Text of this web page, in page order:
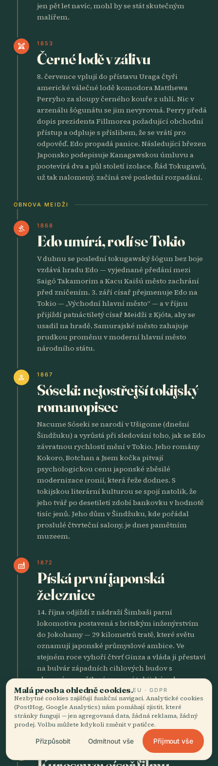
jen pět let navíc, mohl by se stát skutečným
malířem.
swords 1853
Černé lodě v zálivu
8. července vplují do přístavu Uraga čtyři
americké válečné lodě komodora Matthewa
Perryho za sloupy černého kouře z uhlí. Nic v
arzenálu šógunátu se jim nevyrovná. Perry předá
dopis prezidenta Fillmorea požadující obchodní
přístup a odpluje s příslibem, že se vrátí pro
odpověď. Edo propadá panice. Následující březen
Japonsko podepisuje Kanagawskou úmluvu a
pootevírá dva a půl století izolace. Řád Tokugawů,
už tak nalomený, začíná své poslední rozpadání.
OBNOVA MEIDŽI
gavel 1868
Edo umírá, rodí se Tokio
V dubnu se poslední tokugawský šógun bez boje
vzdává hradu Edo — vyjednané předání mezi
Saigó Takamorim a Kacu Kaišú město zachrání
před zničením. 3. září císař přejmenuje Edo na
Tokio — „Východní hlavní město“ — a v říjnu
přijíždí patnáctiletý císař Meidži z Kjóta, aby se
usadil na hradě. Samurajské město zahajuje
prudkou proměnu v moderní hlavní město
národního státu.
person 1867
Sóseki: nejostřejší tokijský
romanopisec
Nacume Sóseki se narodí v Ušigome (dnešní
Šindžuku) a vyrůstá při sledování toho, jak se Edo
závratnou rychlostí mění v Tokio. Jeho romány
Kokoro, Botchan a Jsem kočka pitvají
psychologickou cenu japonské zběsilé
modernizace ironií, která řeže dodnes. S
tokijskou literární kulturou se spojí natolik, že
jeho tvář po desetiletí zdobí bankovku v hodnotě
tisíc jenů. Jeho dům v Šindžuku, kde pořádal
proslulé čtvrteční salony, je dnes pamětním
muzeem.
factory 1872
Píská první japonská
železnice
14. října odjíždí z nádraží Šimbaši parní
lokomotiva postavená s britským inženýrstvím
do Jokohamy — 29 kilometrů tratě, které světu
oznamují japonské průmyslové ambice. Ve
stejném roce vyhoří čtvrť Ginza a vláda ji přestaví
na bulvár západních cihlových budov s
plynovým osvětlením, první tokijský pokus
vypadat jako Londýn. Staré dřevěné město mizí
pod dlažbou ohromující rychlostí.
CÍSAŘSKÉ JAPONSKO
Malá prosba ohledně cookies.EU · GDPR
Nezbytné cookies zajišťují funkční navigaci. Analytické cookies
(PostHog, Google Analytics) nám pomáhají zjistit, které
stránky fungují — jen agregovaná data, žádná reklama, žádný
prodej. Volbu můžete kdykoli změnit v patičce.
Přizpůsobit Odmítnout vše Přijmout vše